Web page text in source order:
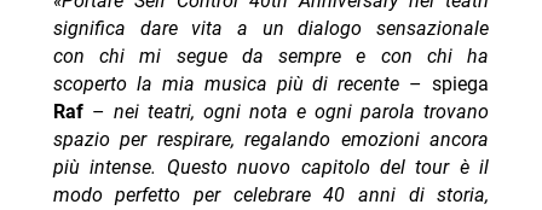
significa dare vita a un dialogo sensazionale
con chi mi segue da sempre e con chi ha
scoperto la mia musica più di recente – spiega
Raf– nei teatri, ogni nota e ogni parola trovano
spazio per respirare, regalando emozioni ancora
più intense. Questo nuovo capitolo del tour è il
modo perfetto per celebrare 40 anni di storia,